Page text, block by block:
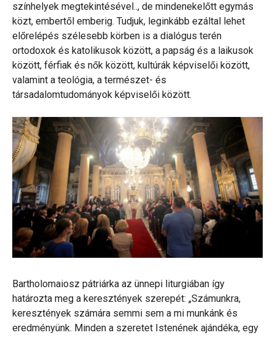
színhelyek megtekintésével.., de mindenekelőtt egymás
közt, embertől emberig. Tudjuk, leginkább ezáltal lehet
előrelépés szélesebb körben is a dialógus terén
ortodoxok és katolikusok között, a papság és a laikusok
között, férfiak és nők között, kultúrák képviselői között,
valamint a teológia, a természet- és
társadalomtudományok képviselői között.
Bartholomaiosz pátriárka az ünnepi liturgiában így
határozta meg a keresztények szerepét: „Számunkra,
keresztények számára semmi sem a mi munkánk és
eredményünk. Minden a szeretet Istenének ajándéka, egy